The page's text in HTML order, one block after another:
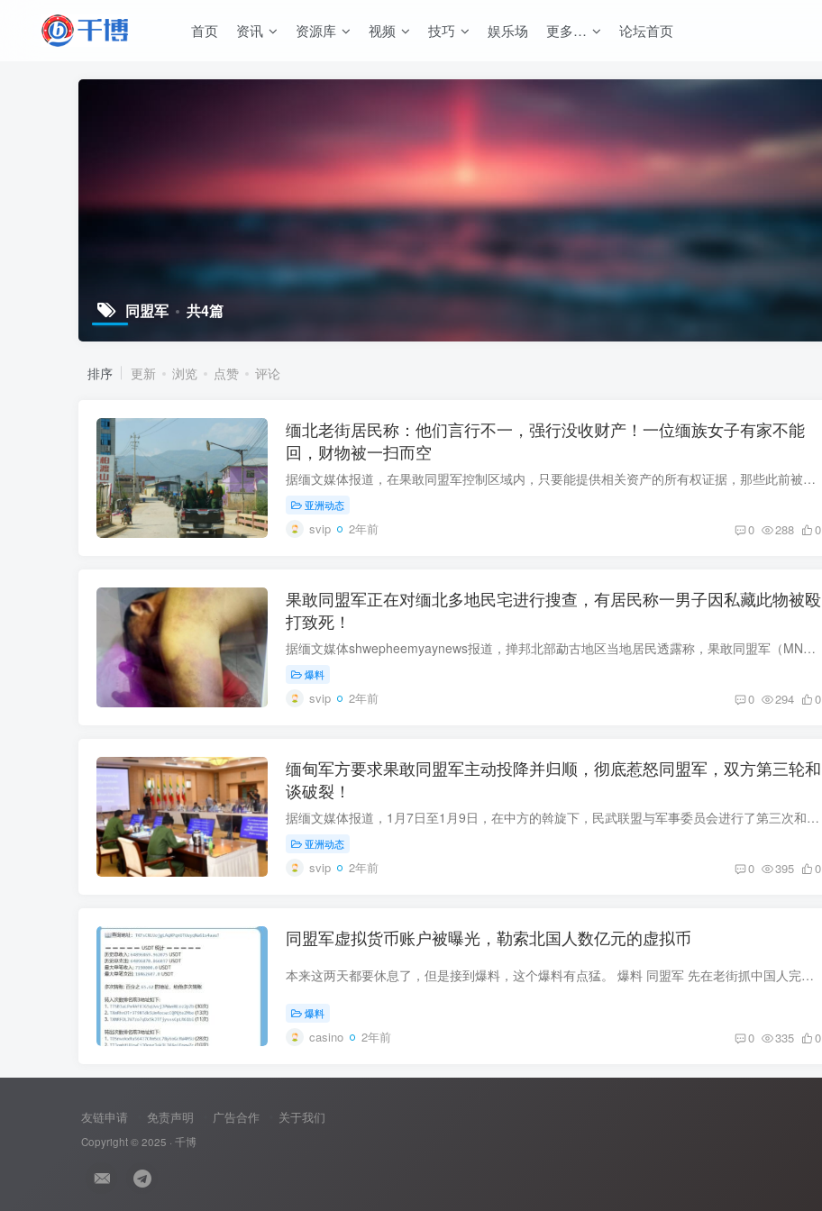
首页 资讯 资源库 视频 技巧 娱乐场 更多… 论坛首页
同盟军 共4篇
排序 更新 浏览 点赞 评论
缅北老街居民称：他们言行不一，强行没收财产！一位缅族女子有家不能
回，财物被一扫而空
据缅文媒体报道，在果敢同盟军控制区域内，只要能提供相关资产的所有权证据，那些此前被扣押的房屋、土地、汽车和其他财物就会被归还给居民。但一位知情人士透露，即使出具了完整的证据，也仍然...
亚洲动态
svip 2年前 0 288 0
果敢同盟军正在对缅北多地民宅进行搜查，有居民称一男子因私藏此物被殴
打致死！
据缅文媒体shwepheemyaynews报道，掸邦北部勐古地区当地居民透露称，果敢同盟军（MNDAA）正在挨家挨户检查居民房屋内是否藏有武器。 一名来自勐古地区的男子表示，2月14日至15日，果敢同盟军士...
爆料
svip 2年前 0 294 0
缅甸军方要求果敢同盟军主动投降并归顺，彻底惹怒同盟军，双方第三轮和
谈破裂！
据缅文媒体报道，1月7日至1月9日，在中方的斡旋下，民武联盟与军事委员会进行了第三次和谈，但据一位讨论军方消息人士称，此次会面因果敢同盟军的强烈不满而以失败告终。 “军方代表表示同意承...
亚洲动态
svip 2年前 0 395 0
同盟军虚拟货币账户被曝光，勒索北国人数亿元的虚拟币
本来这两天都要休息了，但是接到爆料，这个爆料有点猛。 爆料 同盟军 先在老街抓中国人完了以后敲诈 给钱的不送回国 不给钱的就送回国 还成立了一个专门搞钱的部门财经部 明码标价送一个中国...
爆料
casino 2年前 0 335 0
友链申请 免责声明 广告合作 关于我们
Copyright © 2025 · 千博